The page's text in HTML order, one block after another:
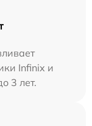
Infinix и
3 лет.